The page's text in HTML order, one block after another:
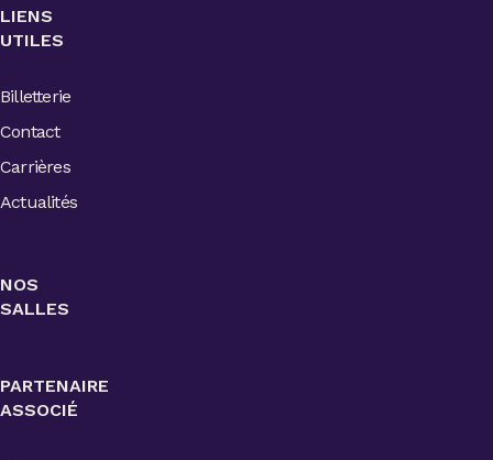
LIENS
UTILES
Billetterie
Contact
Carrières
Actualités
NOS
SALLES
PARTENAIRE
ASSOCIÉ